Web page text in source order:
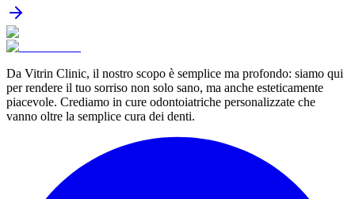
Da Vitrin Clinic, il nostro scopo è semplice ma profondo: siamo qui
per rendere il tuo sorriso non solo sano, ma anche esteticamente
piacevole. Crediamo in cure odontoiatriche personalizzate che
vanno oltre la semplice cura dei denti.